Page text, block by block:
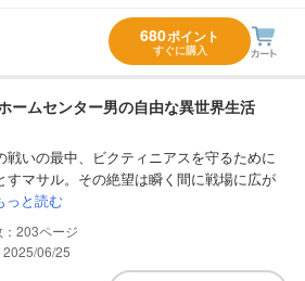
680ポイント
すぐに購入
ームセンター男の自由な異世界生活
戦いの最中、ビクティニアスを守るために
すマサル。その絶望は瞬く間に戦場に広が
っと読む
203
06/25